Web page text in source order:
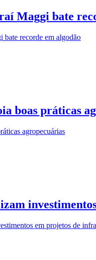
Maggi bate
bate recorde em algodão
boas práticas
agropecuárias
em projetos de